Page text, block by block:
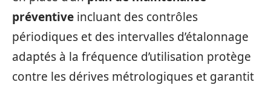
préventive incluant des contrôles
périodiques et des intervalles d’étalonnage
adaptés à la fréquence d’utilisation protège
contre les dérives métrologiques et garantit